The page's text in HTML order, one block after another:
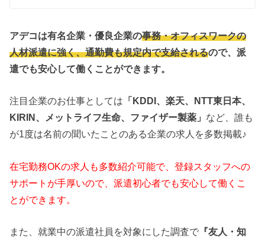
アデコは有名企業・優良企業の事務・オフィスワークの
人材派遣に強く、通勤費も規定内で支給されるので、派
遣でも安心して働くことができます。
注目企業のお仕事としては 「KDDI、楽天、NTT東日本、
KIRIN、メットライフ生命、ファイザー製薬」 など、誰も
が1度は名前の聞いたことのある企業の求人を多数掲載♪
在宅勤務OKの求人も多数紹介可能で、登録スタッフへの
サポートが手厚いので、派遣初心者でも安心して働くこ
とができます。
また、就業中の派遣社員を対象にした調査で 『友人・知